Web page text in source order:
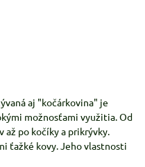
aj "kočárkovina" je
možnosťami využitia. Od
až po kočíky a prikrývky.
ťažké kovy. Jeho vlastnosti